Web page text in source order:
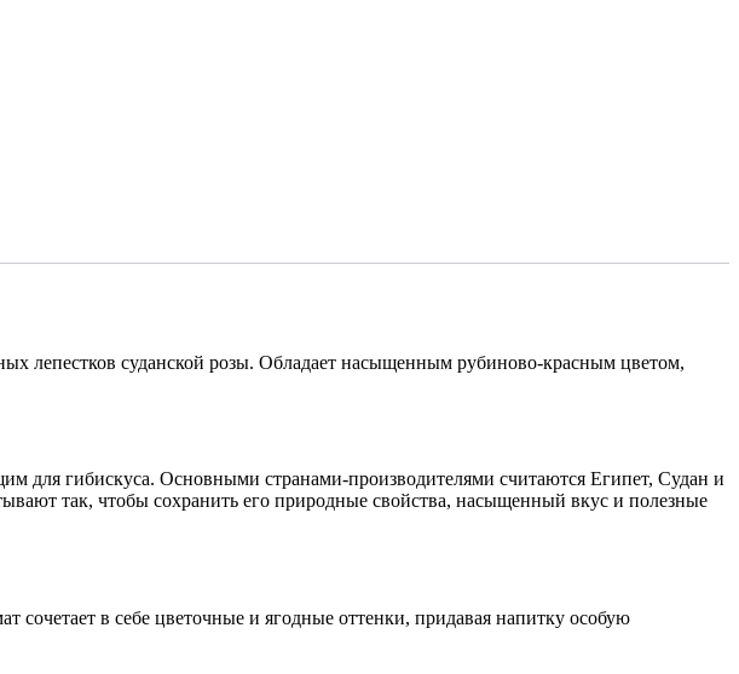
лепестков суданской розы. Обладает насыщенным рубиново-красным цветом,
для гибискуса. Основными странами-производителями считаются Египет, Судан и
так, чтобы сохранить его природные свойства, насыщенный вкус и полезные
в себе цветочные и ягодные оттенки, придавая напитку особую